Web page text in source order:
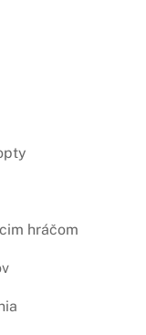
hráčom